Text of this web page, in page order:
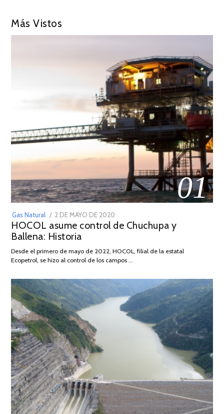
Más Vistos
01
Gas Natural
POSTED
ON
2 DE MAYO DE 2020
DE
2026
HOCOL asume control de Chuchupa y
Ballena: Historia
Desde el primero de mayo de 2022, HOCOL, filial de la estatal
Ecopetrol, se hizo al control de los campos …